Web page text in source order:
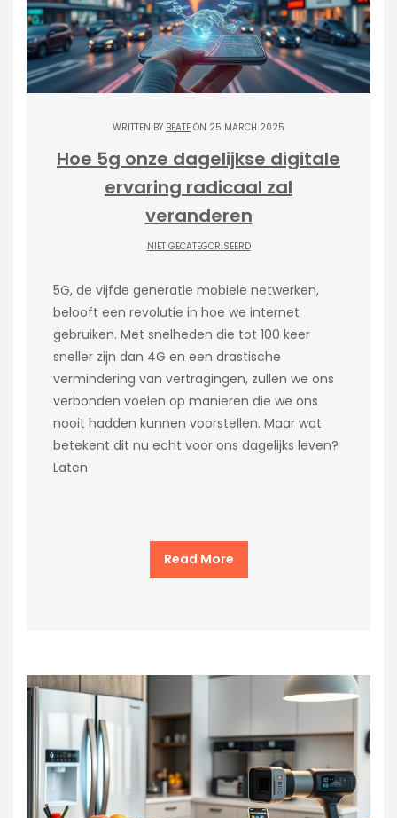
WRITTEN BY BEATE ON 25 MARCH 2025
Hoe 5g onze dagelijkse digitale
ervaring radicaal zal
veranderen
NIET GECATEGORISEERD
5G, de vijfde generatie mobiele netwerken,
belooft een revolutie in hoe we internet
gebruiken. Met snelheden die tot 100 keer
sneller zijn dan 4G en een drastische
vermindering van vertragingen, zullen we ons
verbonden voelen op manieren die we ons
nooit hadden kunnen voorstellen. Maar wat
betekent dit nu echt voor ons dagelijks leven?
Laten
Read More